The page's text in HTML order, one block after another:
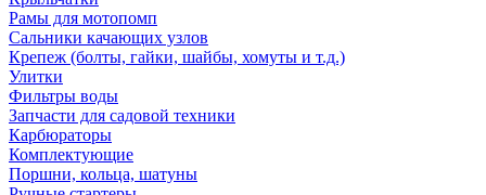
Рамы для мотопомп
Сальники качающих узлов
Крепеж (болты, гайки, шайбы, хомуты и т.д.)
Улитки
Фильтры воды
Запчасти для садовой техники
Карбюраторы
Комплектующие
Поршни, кольца, шатуны